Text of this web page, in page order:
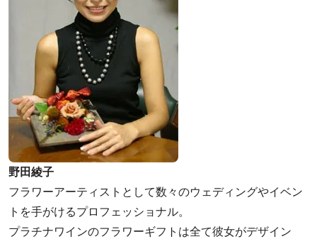
野田綾子
フラワーアーティストとして数々のウェディングやイベン
トを手がけるプロフェッショナル。
プラチナワインのフラワーギフトは全て彼女がデザイン